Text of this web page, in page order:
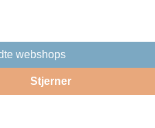
webshops
Stjerner